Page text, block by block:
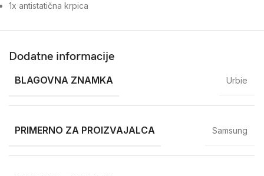
1x antistatična krpica
Dodatne informacije
BLAGOVNA ZNAMKA Urbie
PRIMERNO ZA PROIZVAJALCA Samsung